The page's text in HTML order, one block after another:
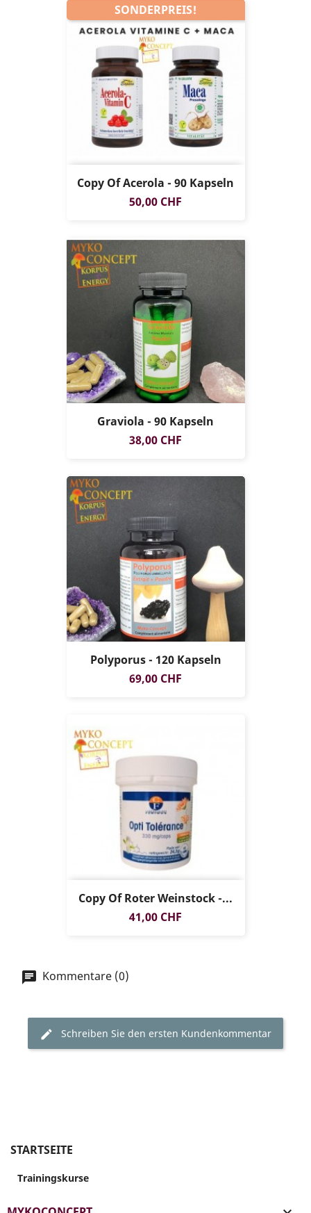
Copy Of Acerola - 90 Kapseln
Preis
50,00 CHF
SONDERPREIS!
Graviola - 90 Kapseln
Preis
38,00 CHF
Polyporus - 120 Kapseln
Preis
69,00 CHF
Copy Of Roter Weinstock -...
Preis
41,00 CHF
Kommentare (0)
Schreiben Sie den ersten Kundenkommentar
STARTSEITE
Trainingskurse